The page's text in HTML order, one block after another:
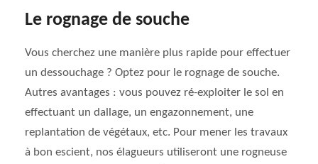
Le rognage de souche
Vous cherchez une manière plus rapide pour effectuer
un dessouchage ? Optez pour le rognage de souche.
Autres avantages : vous pouvez ré-exploiter le sol en
effectuant un dallage, un engazonnement, une
replantation de végétaux, etc. Pour mener les travaux
à bon escient, nos élagueurs utiliseront une rogneuse